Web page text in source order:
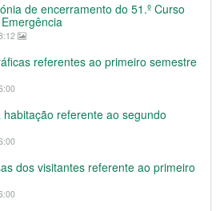
de encerramento do 51.º Curso
referentes ao primeiro semestre
referente ao segundo
dos visitantes referente ao primeiro